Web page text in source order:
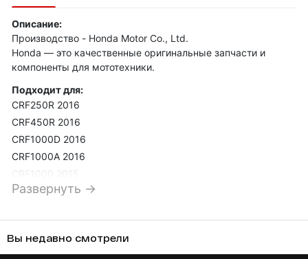
Описание:
Производство - Honda Motor Co., Ltd.
Honda — это качественные оригинальные запчасти и
компоненты для мототехники.
Подходит для:
CRF250R 2016
CRF450R 2016
CRF1000D 2016
CRF1000A 2016
CRF450R 2014
CRF450R 2012
Развернуть →
Вы недавно смотрели